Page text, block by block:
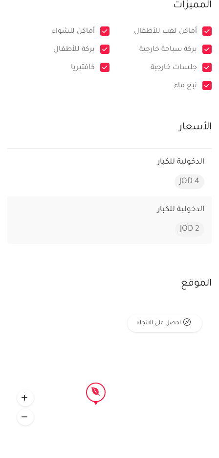
المميزات
أماكن لعب للأطفال أماكن للشواء
بركة سباحة خارجية بركة للأطفال
جلسات خارجية كافتيريا
نبع ماء
الأسعار
الدخولية للكبار
4 JOD
الدخولية للكبار
2 JOD
الموقع
احصل على الاتجاه